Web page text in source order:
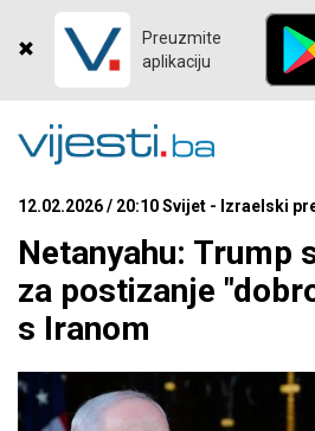
Preuzmite
aplikaciju
12.02.2026 / 20:10 Svijet - Izraelski
Netanyahu: Trump
za postizanje
s Iranom